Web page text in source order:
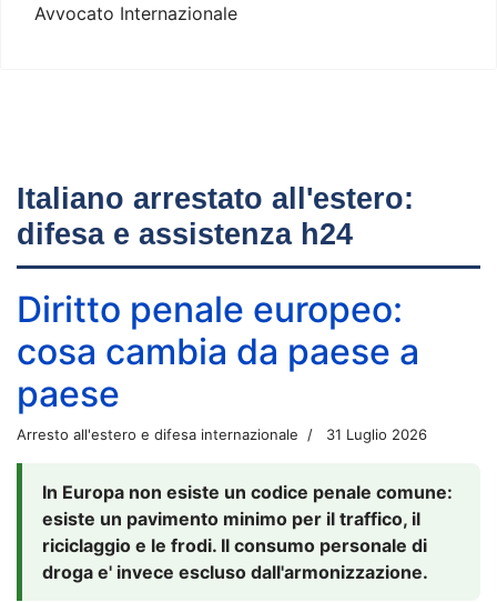
Avvocato Internazionale
Italiano arrestato all'estero:
difesa e assistenza h24
Diritto penale europeo:
cosa cambia da paese a
paese
Arresto all'estero e difesa internazionale 31 Luglio 2026
In Europa non esiste un codice penale comune:
esiste un pavimento minimo per il traffico, il
riciclaggio e le frodi. Il consumo personale di
droga e' invece escluso dall'armonizzazione.